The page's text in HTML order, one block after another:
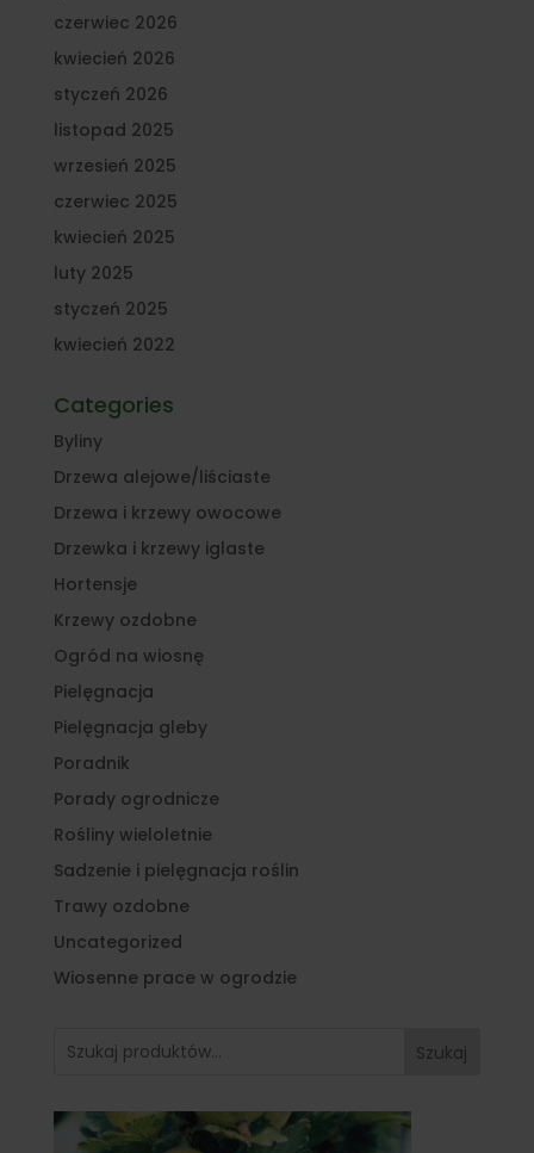
czerwiec 2026
kwiecień 2026
styczeń 2026
listopad 2025
wrzesień 2025
czerwiec 2025
kwiecień 2025
luty 2025
styczeń 2025
kwiecień 2022
Categories
Byliny
Drzewa alejowe/liściaste
Drzewa i krzewy owocowe
Drzewka i krzewy iglaste
Hortensje
Krzewy ozdobne
Ogród na wiosnę
Pielęgnacja
Pielęgnacja gleby
Poradnik
Porady ogrodnicze
Rośliny wieloletnie
Sadzenie i pielęgnacja roślin
Trawy ozdobne
Uncategorized
Wiosenne prace w ogrodzie
Szukaj